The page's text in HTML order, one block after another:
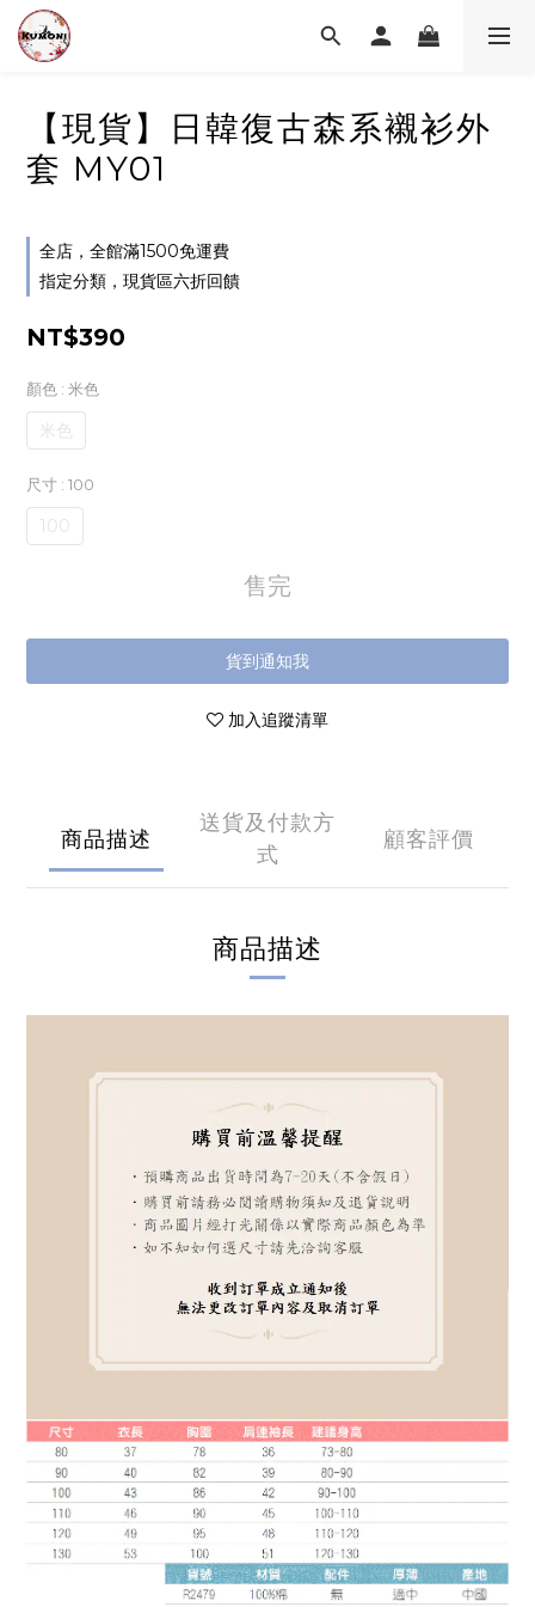
【現貨】日韓復古森系襯衫外
套 MY01
全店，全館滿1500免運費
指定分類，現貨區六折回饋
NT$390
顏色 : 米色
米色
尺寸 : 100
100
售完
貨到通知我
加入追蹤清單
商品描述
送貨及付款方
式
顧客評價
商品描述